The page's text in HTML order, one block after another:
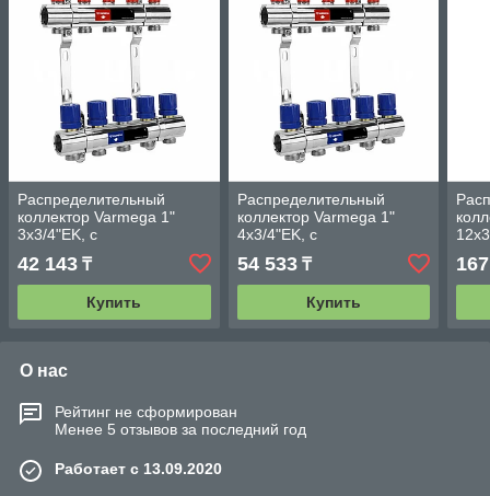
Распределительный
коллектор Varmega 1"
3x3/4"EK, с
балансировочными и
термостатическими
вентилями (латунь)
42 143 ₸
Купить
Распределительный
коллектор Varmega 1"
4x3/4"EK, с
балансировочными и
термостатическими
вентилями (латунь)
54 533₸
Купить
О нас
Рейтинг не сформирован
Менее 5 отзывов за последний год
Работает с 13.09.2020